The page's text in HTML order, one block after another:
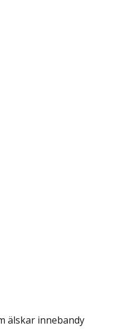
älskar innebandy